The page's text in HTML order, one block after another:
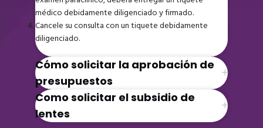
médico debidamente diligenciado y firmado.
Cancele su consulta con un tiquete debidamente
diligenciado.
Cómo solicitar la aprobación de
presupuestos
Como solicitar el subsidio de
lentes